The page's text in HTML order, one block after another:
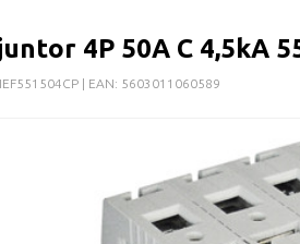
4P 50A C 4,5kA
| EAN: 5603011060589